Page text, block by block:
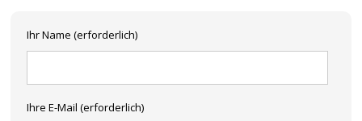
Ihr Name (erforderlich)
Ihre E-Mail (erforderlich)